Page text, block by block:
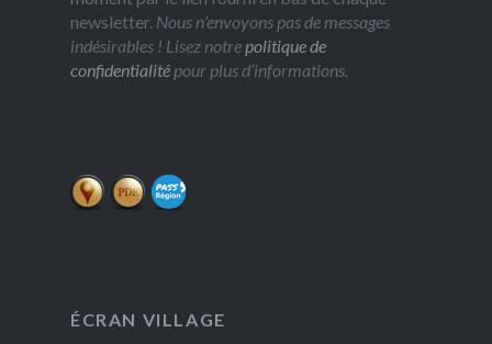
newsletter. Nous n’envoyons pas de messages
indésirables ! Lisez notrepolitique de
confidentialitépour plus d’informations.
ÉCRAN VILLAGE